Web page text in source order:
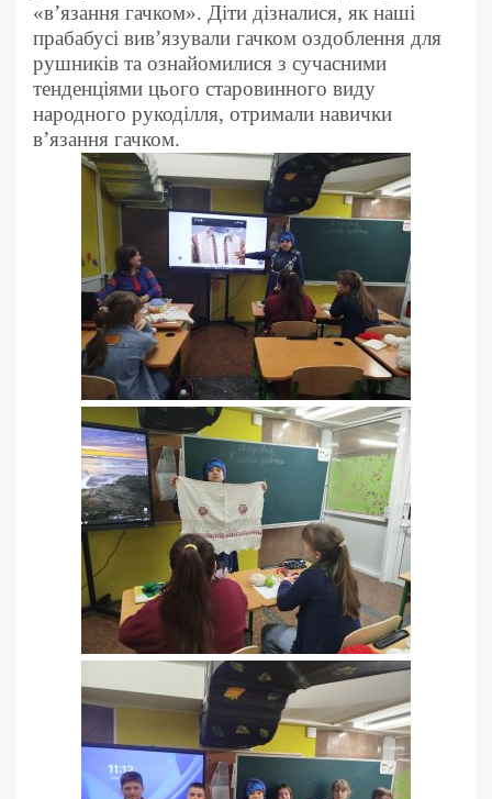
«в’язання гачком». Діти дізналися, як наші
прабабусі вив’язували гачком оздоблення для
рушників та ознайомилися з сучасними
тенденціями цього старовинного виду
народного рукоділля, отримали навички
в’язання гачком.